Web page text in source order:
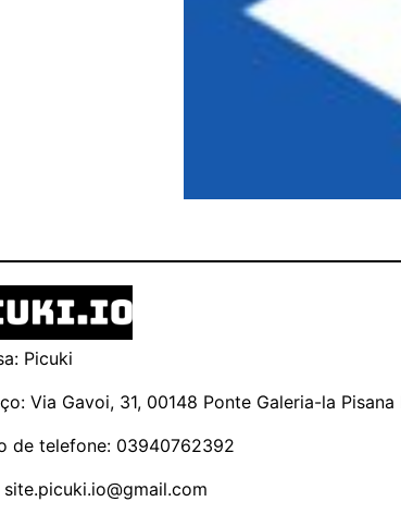
Picuki
Via Gavoi, 31, 00148 Ponte Galeria-la Pisana
de telefone: 03940762392
site.picuki.io@gmail.com